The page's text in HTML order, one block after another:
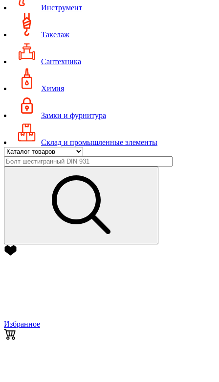
Инструмент
Такелаж
Сантехника
Химия
Замки и фурнитура
Склад и промышленные элементы
Избранное